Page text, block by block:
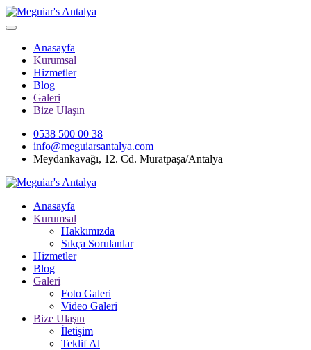
Anasayfa
Kurumsal
Hizmetler
Blog
Galeri
Bize Ulaşın
0538 500 00 38
info@meguiarsantalya.com
Meydankavağı, 12. Cd. Muratpaşa/Antalya
Anasayfa
Kurumsal
Hakkımızda
Sıkça Sorulanlar
Hizmetler
Blog
Galeri
Foto Galeri
Video Galeri
Bize Ulaşın
İletişim
Teklif Al